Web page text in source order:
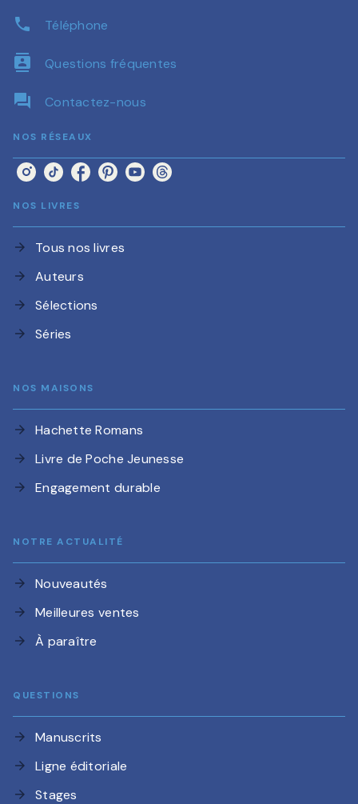
phone Téléphone
contacts Questions fréquentes
question_answer Contactez-nous
NOS RÉSEAUX
NOS LIVRES
arrow_forward Tous nos livres
arrow_forward Auteurs
arrow_forward Sélections
arrow_forward Séries
NOS MAISONS
arrow_forward Hachette Romans
arrow_forward Livre de Poche Jeunesse
arrow_forward Engagement durable
NOTRE ACTUALITÉ
arrow_forward Nouveautés
arrow_forward Meilleures ventes
arrow_forward À paraître
QUESTIONS
arrow_forward Manuscrits
arrow_forward Ligne éditoriale
arrow_forward Stages